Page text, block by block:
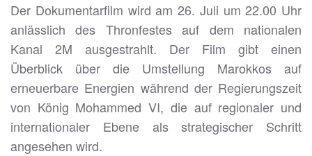
Der Dokumentarfilm wird am 26. Juli um 22.00 Uhr
anlässlich des Thronfestes auf dem nationalen
Kanal 2M ausgestrahlt. Der Film gibt einen
Überblick über die Umstellung Marokkos auf
erneuerbare Energien während der Regierungszeit
von König Mohammed VI, die auf regionaler und
internationaler Ebene als strategischer Schritt
angesehen wird.